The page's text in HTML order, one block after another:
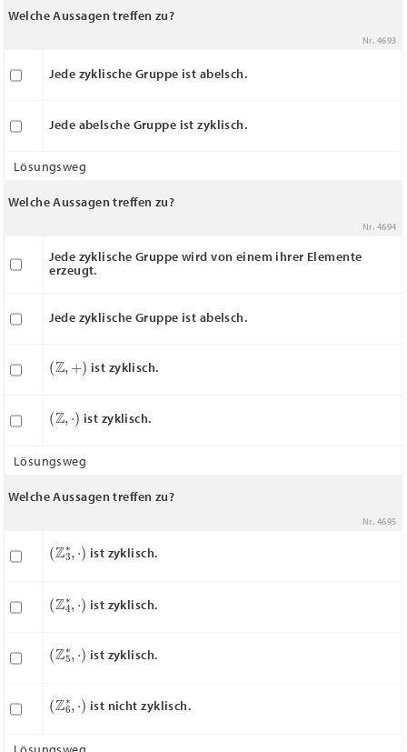
Welche Aussagen treffen zu?
Nr. 4693
Jede zyklische Gruppe ist abelsch.
Jede abelsche Gruppe ist zyklisch.
Lösungsweg
Welche Aussagen treffen zu?
Nr. 4694
Jede zyklische Gruppe wird von einem ihrer Elemente
erzeugt.
Jede zyklische Gruppe ist abelsch.
(Z, ist zyklisch.
(Z, ) ist zyklisch.
Lösungsweg
Welche Aussagen treffen zu?
Nr. 4695
(Z3 ∗ ist zyklisch.
(Z4 ∗ ist zyklisch.
(Z5 ∗ ist zyklisch.
(Z6 ∗ ist nicht zyklisch.